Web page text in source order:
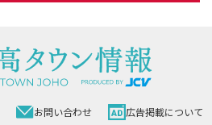
お問い合わせ 広告掲載について